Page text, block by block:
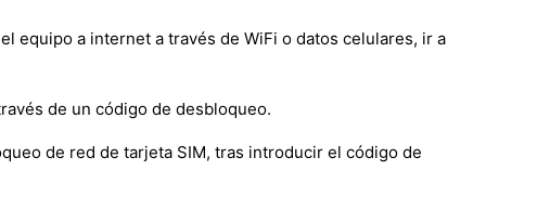
equipo a internet a través de WiFi o datos celulares, ir a
de un código de desbloqueo.
de red de tarjeta SIM, tras introducir el código de